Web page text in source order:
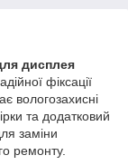
дисплея
фіксації
вологозахисні
та додатковий
заміни
ремонту.